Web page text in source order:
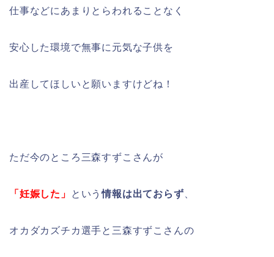
仕事などにあまりとらわれることなく
安心した環境で無事に元気な子供を
出産してほしいと願いますけどね！
ただ今のところ三森すずこさんが
「妊娠した」 という情報は出ておらず
オカダカズチカ選手と三森すずこさんの